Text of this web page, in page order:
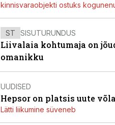
kinnisvaraobjekti ostuks
ST SISUTURUNDUS
Liivalaia kohtumaja on
omanikku
UUDISED
Hepsor on platsis uute
Lätti liikumine süveneb